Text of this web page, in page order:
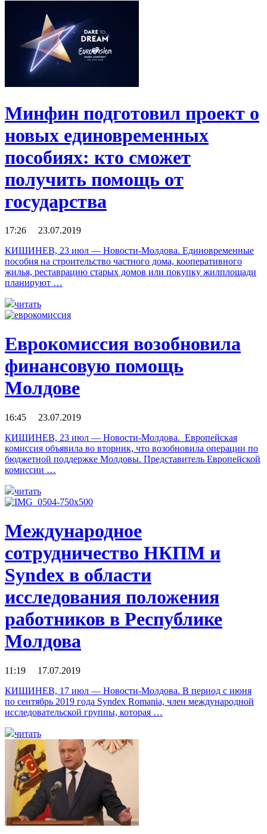
Минфин подготовил проект о
новых единовременных
пособиях: кто сможет
получить помощь от
государства
17:26 23.07.2019
КИШИНЕВ, 23 июл — Новости-Молдова. Единовременные
пособия на строительство частного дома, кооперативного
жилья, реставрацию старых домов или покупку жилплощади
планируют …
читать
Еврокомиссия возобновила
финансовую помощь
Молдове
16:45 23.07.2019
КИШИНЕВ, 23 июл — Новости-Молдова. Европейская
комиссия объявила во вторник, что возобновила операции по
бюджетной поддержке Молдовы. Представитель Европейской
комиссии …
читать
Международное
сотрудничество НКПМ и
Syndex в области
исследования положения
работников в Республике
Молдова
11:19 17.07.2019
КИШИНЕВ, 17 июл — Новости-Молдова. В период с июня
по сентябрь 2019 года Syndex Romania, член международной
исследовательской группы, которая …
читать